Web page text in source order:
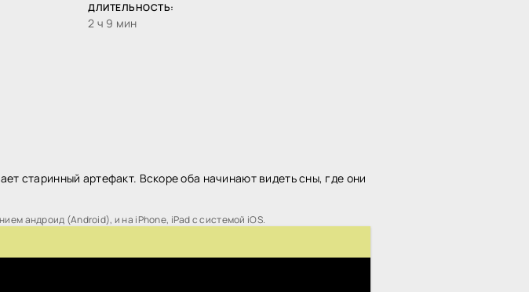
ДЛИТЕЛЬНОСТЬ:
2 ч 9 мин
старинный артефакт. Вскоре оба начинают видеть сны, где они
андроид (Android), и на iPhone, iPad с системой iOS.